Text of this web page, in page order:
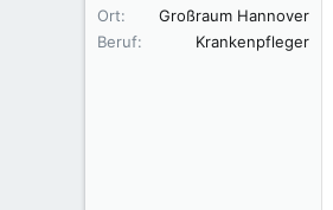
Ort
Großraum Hannover
Beruf
Krankenpfleger